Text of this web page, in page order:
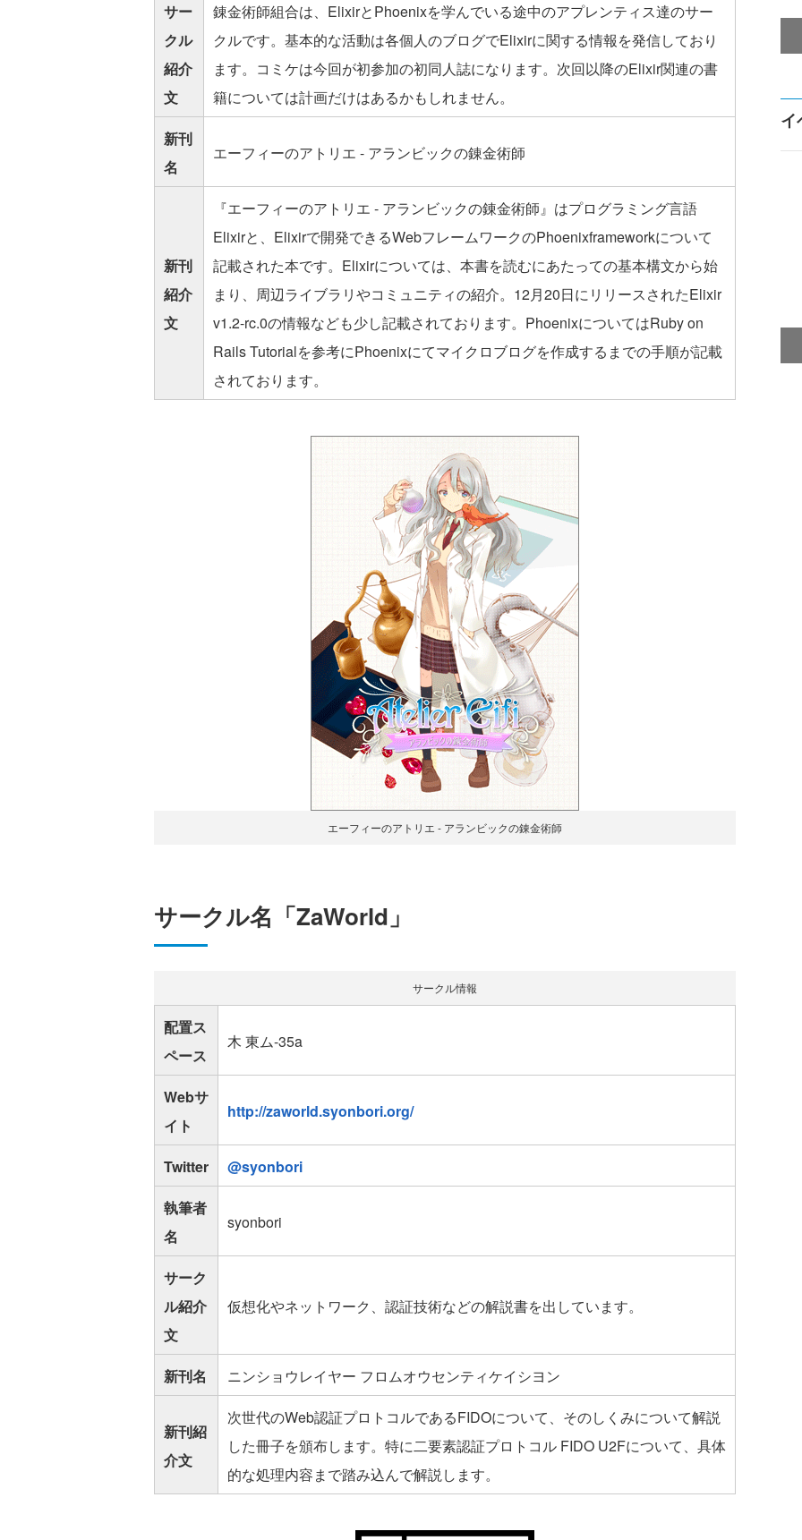
サー
クル
紹介
文
錬金術師組合は、ElixirとPhoenixを学んでいる途中のアプレンティス達のサー
クルです。基本的な活動は各個人のブログでElixirに関する情報を発信しており
ます。コミケは今回が初参加の初同人誌になります。次回以降のElixir関連の書
籍については計画だけはあるかもしれません。
新刊
名
エーフィーのアトリエ - アランビックの錬金術師
新刊
紹介
文
『エーフィーのアトリエ - アランビックの錬金術師』はプログラミング言語
Elixirと、Elixirで開発できるWebフレームワークのPhoenixframeworkについて
記載された本です。Elixirについては、本書を読むにあたっての基本構文から始
まり、周辺ライブラリやコミュニティの紹介。12月20日にリリースされたElixir
v1.2-rc.0の情報なども少し記載されております。PhoenixについてはRuby on
Rails Tutorialを参考にPhoenixにてマイクロブログを作成するまでの手順が記載
されております。
エーフィーのアトリエ - アランビックの錬金術師
サークル名「ZaWorld」
サークル情報
配置ス
ペース
木 東ム-35a
Webサ
イト
http://zaworld.syonbori.org/
Twitter
@syonbori
執筆者
名
syonbori
サーク
ル紹介
文
仮想化やネットワーク、認証技術などの解説書を出しています。
新刊名 ニンショウレイヤー フロムオウセンティケイシヨン
新刊紹
介文
次世代のWeb認証プロトコルであるFIDOについて、そのしくみについて解説
した冊子を頒布します。特に二要素認証プロトコル FIDO U2Fについて、具体
的な処理内容まで踏み込んで解説します。
イ